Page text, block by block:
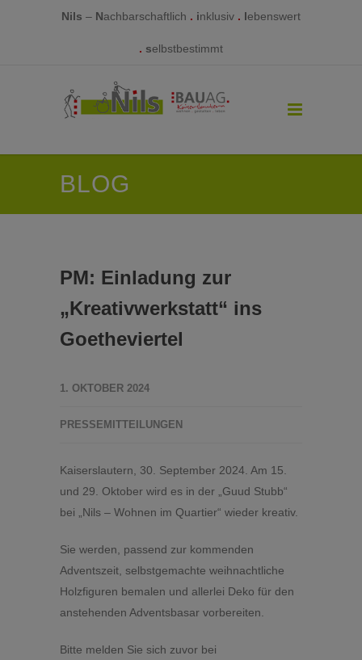
Nils – Nachbarschaftlich . inklusiv . lebenswert
. selbstbestimmt
BLOG
PM: Einladung zur
„Kreativwerkstatt“ ins
Goetheviertel
1. OKTOBER 2024
PRESSEMITTEILUNGEN
Kaiserslautern, 30. September 2024. Am 15.
und 29. Oktober wird es in der „Guud Stubb“
bei „Nils – Wohnen im Quartier“ wieder kreativ.
Sie werden, passend zur kommenden
Adventszeit, selbstgemachte weihnachtliche
Holzfiguren bemalen und allerlei Deko für den
anstehenden Adventsbasar vorbereiten.
Bitte melden Sie sich zuvor bei